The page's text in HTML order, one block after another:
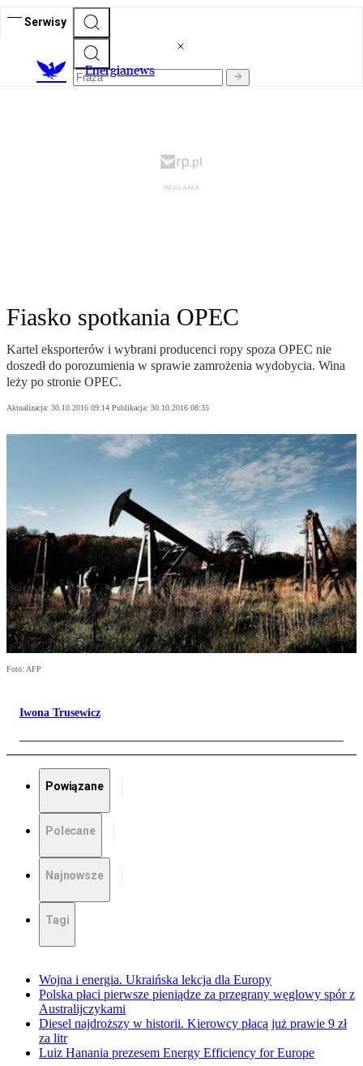
Serwisy
Energianews
Fiasko spotkania OPEC
Kartel eksporterów i wybrani producenci ropy spoza OPEC nie
doszedł do porozumienia w sprawie zamrożenia wydobycia. Wina
leży po stronie OPEC.
Aktualizacja: 30.10.2016 09:14 Publikacja: 30.10.2016 08:35
Foto: AFP
Iwona Trusewicz
Powiązane
Polecane
Najnowsze
Tagi
Wojna i energia. Ukraińska lekcja dla Europy
Polska płaci pierwsze pieniądze za przegrany węglowy spór z
Australijczykami
Diesel najdroższy w historii. Kierowcy płacą już prawie 9 zł
za litr
Luiz Hanania prezesem Energy Efficiency for Europe